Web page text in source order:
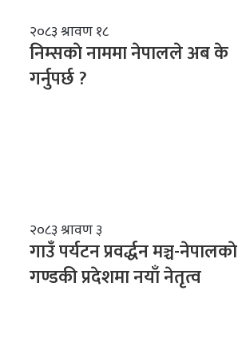
नि
म्स
काे
ना
ब
के
ग
र्नु
२०८३ श्रावण १८
निम्सकाे नाममा नेपालले अब के
गर्नुपर्छ ?
गा
उँ
प
र्य
२०८३ श्रावण ३
गाउँ पर्यटन प्रवर्द्धन मञ्च-नेपालकाे
गण्डकी प्रदेशमा नयाँ नेतृत्व